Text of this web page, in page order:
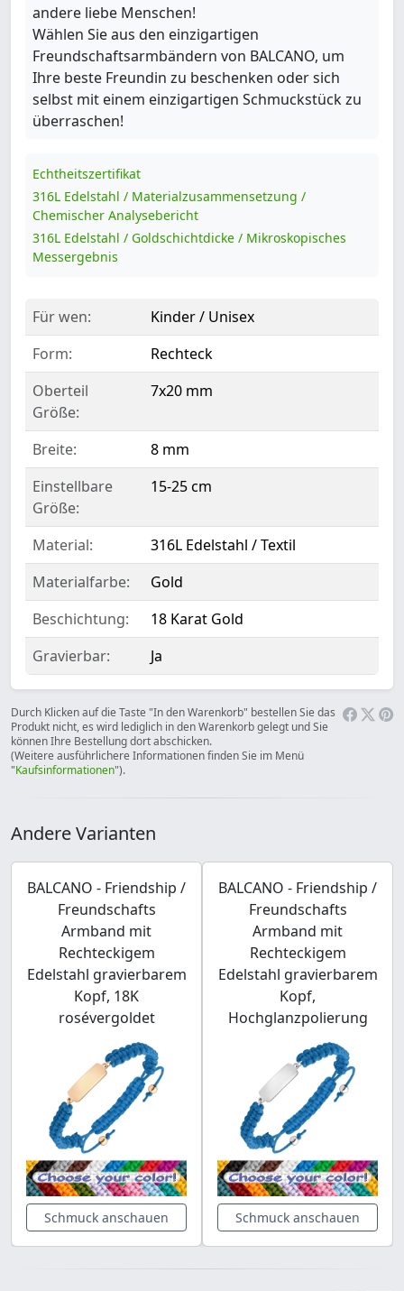
andere liebe Menschen!
Wählen Sie aus den einzigartigen
Freundschaftsarmbändern von BALCANO, um
Ihre beste Freundin zu beschenken oder sich
selbst mit einem einzigartigen Schmuckstück zu
überraschen!
Echtheitszertifikat
316L Edelstahl / Materialzusammensetzung /
Chemischer Analysebericht
316L Edelstahl / Goldschichtdicke / Mikroskopisches
Messergebnis
Für wen:
Kinder / Unisex
Form:
Rechteck
Oberteil
Größe:
7x20 mm
Breite:
8 mm
Einstellbare
Größe:
15-25 cm
Material:
316L Edelstahl / Textil
Materialfarbe:
Gold
Beschichtung:
18 Karat Gold
Gravierbar:
Ja
Durch Klicken auf die Taste "In den Warenkorb" bestellen Sie das
Produkt nicht, es wird lediglich in den Warenkorb gelegt und Sie
können Ihre Bestellung dort abschicken.
(Weitere ausführlichere Informationen finden Sie im Menü
"Kaufsinformationen").
Andere Varianten
BALCANO - Friendship /
Freundschafts
Armband mit
Rechteckigem
Edelstahl gravierbarem
Kopf, 18K
rosévergoldet
Schmuck anschauen
BALCANO - Friendship /
Freundschafts
Armband mit
Rechteckigem
Edelstahl gravierbarem
Kopf,
Hochglanzpolierung
Schmuck anschauen